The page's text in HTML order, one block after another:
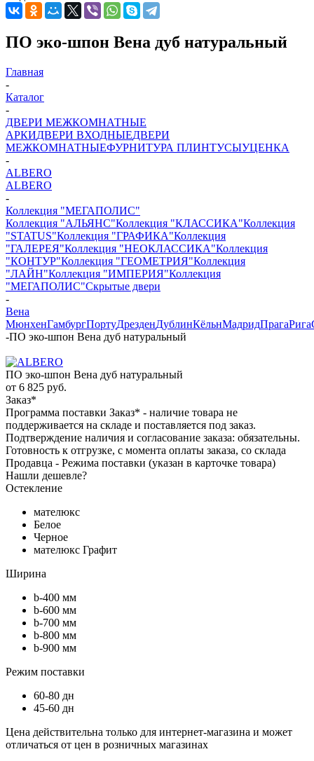
ПО эко-шпон Вена дуб натуральный
Главная
-
Каталог
-
ДВЕРИ МЕЖКОМНАТНЫЕ
АРКИДВЕРИ ВХОДНЫЕДВЕРИ
МЕЖКОМНАТНЫЕФУРНИТУРА ПЛИНТУСЫУЦЕНКА
-
ALBERO
ALBERO
-
Коллекция "МЕГАПОЛИС"
Коллекция "АЛЬЯНС"Коллекция "КЛАССИКА"Коллекция
"STATUS"Коллекция "ГРАФИКА"Коллекция
"ГАЛЕРЕЯ"Коллекция "НЕОКЛАССИКА"Коллекция
"КОНТУР"Коллекция "ГЕОМЕТРИЯ"Коллекция
"ЛАЙН"Коллекция "ИМПЕРИЯ"Коллекция
"МЕГАПОЛИС"Скрытые двери
-
Вена
МюнхенГамбургПортуДрезденДублинКёльнМадридПрагаРига
-ПО эко-шпон Вена дуб натуральный
ПО эко-шпон Вена дуб натуральный
от 6 825 руб.
Заказ*
Программа поставки Заказ* - наличие товара не
поддерживается на складе и поставляется под заказ.
Подтверждение наличия и согласование заказа: обязательны.
Готовность к отгрузке, с момента оплаты заказа, со склада
Продавца - Режима поставки (указан в карточке товара)
Нашли дешевле?
Остекление
мателюкс
Белое
Черное
мателюкс Графит
Ширина
b-400 мм
b-600 мм
b-700 мм
b-800 мм
b-900 мм
Режим поставки
60-80 дн
45-60 дн
Цена действительна только для интернет-магазина и может
отличаться от цен в розничных магазинах